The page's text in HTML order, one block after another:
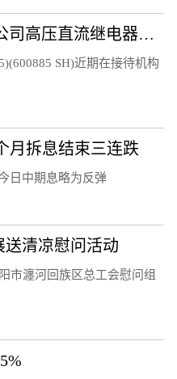
宏发股份(600885.SH)：公司高压直流继电器继续保持快速增长
SH)近期在接待机构
月拆息结束三连跌
日中期息略为反弹
清凉慰问活动
市瀍河回族区总工会慰问组